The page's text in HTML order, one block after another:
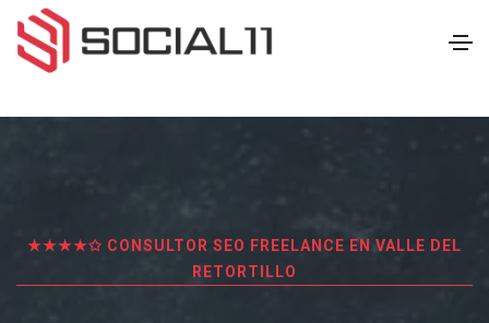
★★★★✩ CONSULTOR SEO FREELANCE EN VALLE DEL
RETORTILLO